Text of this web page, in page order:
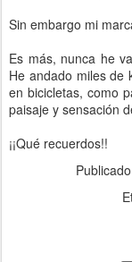
Sin embargo mi
Es más, nunca he
He andado miles de
en bicicletas, como
paisaje y sensación
¡¡Qué recuerdos!!
Publicado